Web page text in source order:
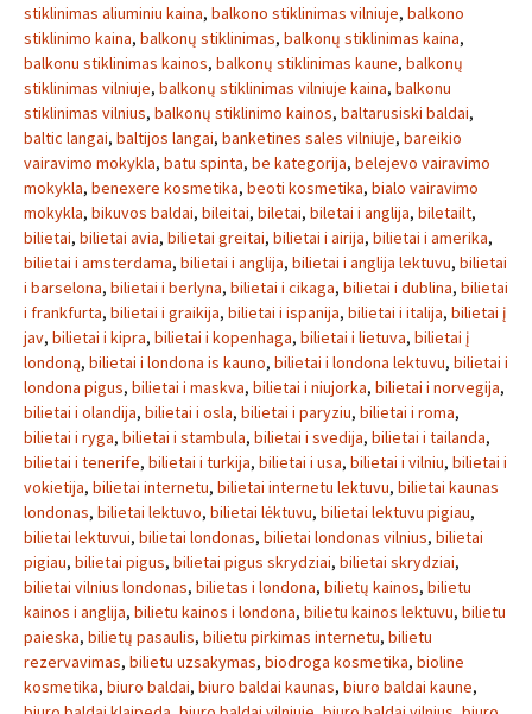
stiklinimas aliuminiu kaina, balkono stiklinimas vilniuje, balkono
stiklinimo kaina, balkonų stiklinimas, balkonų stiklinimas kaina,
balkonu stiklinimas kainos, balkonų stiklinimas kaune, balkonų
stiklinimas vilniuje, balkonų stiklinimas vilniuje kaina, balkonu
stiklinimas vilnius, balkonų stiklinimo kainos, baltarusiski baldai,
baltic langai, baltijos langai, banketines sales vilniuje, bareikio
vairavimo mokykla, batu spinta, be kategorija, belejevo vairavimo
mokykla, benexere kosmetika, beoti kosmetika, bialo vairavimo
mokykla, bikuvos baldai, bileitai, biletai, biletai i anglija, biletailt,
bilietai, bilietai avia, bilietai greitai, bilietai i airija, bilietai i amerika,
bilietai i amsterdama, bilietai i anglija, bilietai i anglija lektuvu, bilietai
i barselona, bilietai i berlyna, bilietai i cikaga, bilietai i dublina, bilietai
i frankfurta, bilietai i graikija, bilietai i ispanija, bilietai i italija, bilietai į
jav, bilietai i kipra, bilietai i kopenhaga, bilietai i lietuva, bilietai į
londoną, bilietai i londona is kauno, bilietai i londona lektuvu, bilietai i
londona pigus, bilietai i maskva, bilietai i niujorka, bilietai i norvegija,
bilietai i olandija, bilietai i osla, bilietai i paryziu, bilietai i roma,
bilietai i ryga, bilietai i stambula, bilietai i svedija, bilietai i tailanda,
bilietai i tenerife, bilietai i turkija, bilietai i usa, bilietai i vilniu, bilietai i
vokietija, bilietai internetu, bilietai internetu lektuvu, bilietai kaunas
londonas, bilietai lektuvo, bilietai lėktuvu, bilietai lektuvu pigiau,
bilietai lektuvui, bilietai londonas, bilietai londonas vilnius, bilietai
pigiau, bilietai pigus, bilietai pigus skrydziai, bilietai skrydziai,
bilietai vilnius londonas, bilietas i londona, bilietų kainos, bilietu
kainos i anglija, bilietu kainos i londona, bilietu kainos lektuvu, bilietu
paieska, bilietų pasaulis, bilietu pirkimas internetu, bilietu
rezervavimas, bilietu uzsakymas, biodroga kosmetika, bioline
kosmetika, biuro baldai, biuro baldai kaunas, biuro baldai kaune,